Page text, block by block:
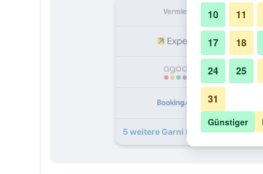
Vermieter
5 weitere Garni Hotel Rodelheimer
10 11
17 18
24 25
31
Günstiger